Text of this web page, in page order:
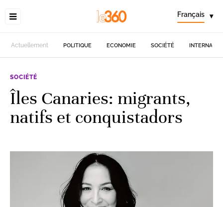
Français ▾
Actuellement POLITIQUE ECONOMIE SOCIÉTÉ
SOCIÉTÉ
Îles Canaries: migrants,
natifs et conquistadors